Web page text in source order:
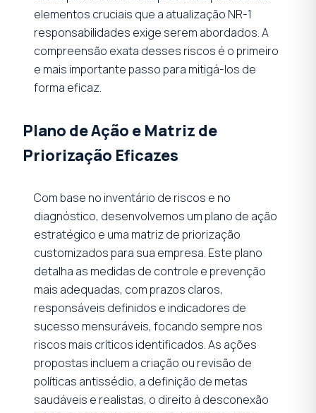
elementos cruciais que a atualização NR-1
responsabilidades exige serem abordados. A
compreensão exata desses riscos é o primeiro
e mais importante passo para mitigá-los de
forma eficaz.
Plano de Ação e Matriz de
Priorização Eficazes
Com base no inventário de riscos e no
diagnóstico, desenvolvemos um plano de ação
estratégico e uma matriz de priorização
customizados para sua empresa. Este plano
detalha as medidas de controle e prevenção
mais adequadas, com prazos claros,
responsáveis definidos e indicadores de
sucesso mensuráveis, focando sempre nos
riscos mais críticos identificados. As ações
propostas incluem a criação ou revisão de
políticas antissédio, a definição de metas
saudáveis e realistas, o direito à desconexão